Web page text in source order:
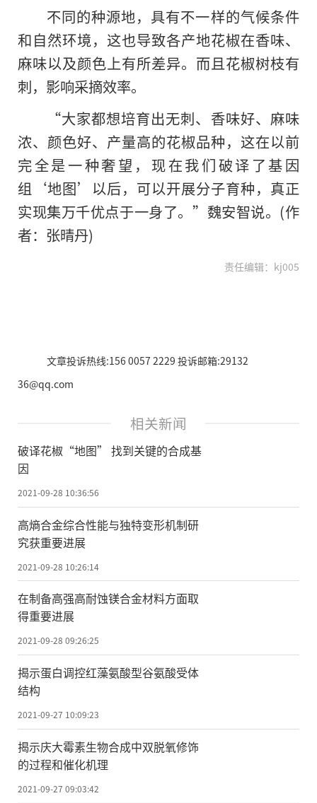
不同的种源地，具有不一样的气候条件
和自然环境，这也导致各产地花椒在香味、
麻味以及颜色上有所差异。而且花椒树枝有
刺，影响采摘效率。
“大家都想培育出无刺、香味好、麻味
浓、颜色好、产量高的花椒品种，这在以前
完全是一种奢望，现在我们破译了基因
组‘地图’以后，可以开展分子育种，真正
实现集万千优点于一身了。”魏安智说。(作
者：张晴丹)
责任编辑：kj005
文章投诉热线:156 0057 2229 投诉邮箱:29132
36@qq.com
相关新闻
破译花椒“地图” 找到关键的合成基
因
2021-09-28 10:36:56
高熵合金综合性能与独特变形机制研
究获重要进展
2021-09-28 10:26:14
在制备高强高耐蚀镁合金材料方面取
得重要进展
2021-09-28 09:26:25
揭示蛋白调控红藻氨酸型谷氨酸受体
结构
2021-09-27 10:09:23
揭示庆大霉素生物合成中双脱氧修饰
的过程和催化机理
2021-09-27 09:03:42